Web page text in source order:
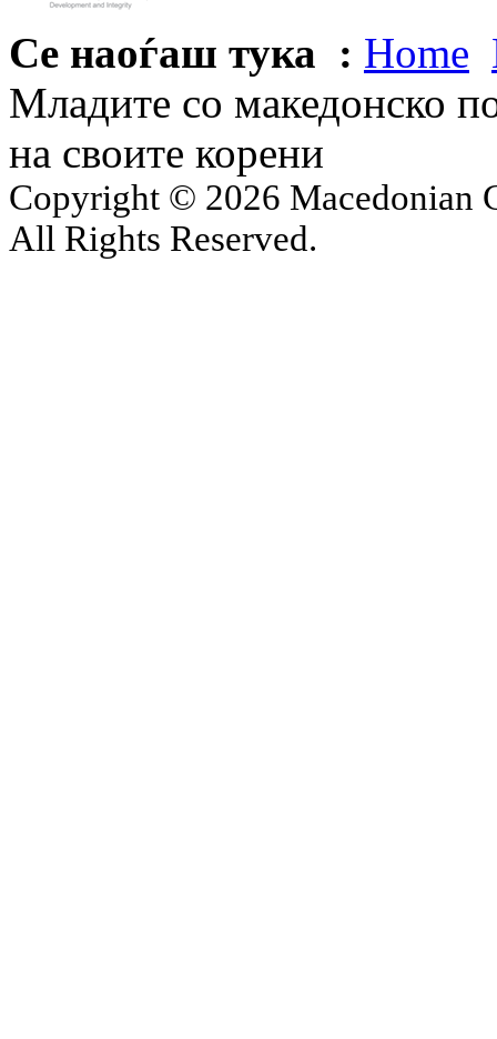
Се наоѓаш тука : Home
Младите со македонско
на своите корени
Copyright © 2026 Macedonian
All Rights Reserved.